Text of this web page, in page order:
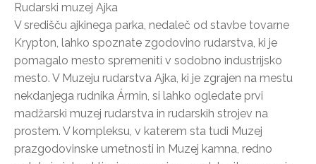
Rudarski muzej Ajka
V središču ajkinega parka, nedaleč od stavbe tovarne
Krypton, lahko spoznate zgodovino rudarstva, ki je
pomagalo mesto spremeniti v sodobno industrijsko
mesto. V Muzeju rudarstva Ajka, ki je zgrajen na mestu
nekdanjega rudnika Ármin, si lahko ogledate prvi
madžarski muzej rudarstva in rudarskih strojev na
prostem. V kompleksu, v katerem sta tudi Muzej
prazgodovinske umetnosti in Muzej kamna, redno